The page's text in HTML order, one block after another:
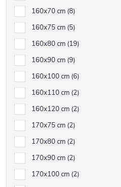
160x70 cm 8
160x75 cm 5
160x80 cm 19
160x90 cm 9
160x100 cm 6
160x110 cm 2
160x120 cm 2
170x75 cm 2
170x80 cm 2
170x90 cm 2
170x100 cm 2